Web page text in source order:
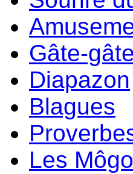
Gâte-gâte
Diapazon
Blagues
Les